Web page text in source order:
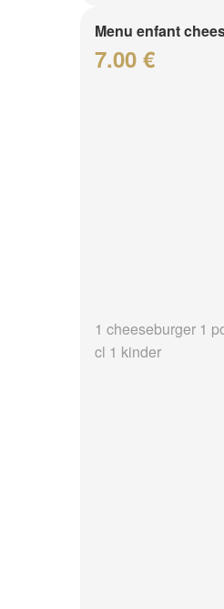
Menu enfant
7.00 €
1 cheeseburger 1
cl 1 kinder